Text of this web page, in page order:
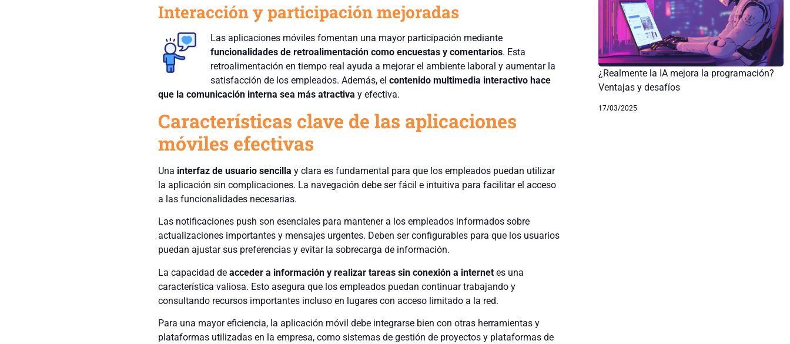
Interacción y participación mejoradas
Las aplicaciones móviles fomentan una mayor participación mediante
funcionalidades de retroalimentación como encuestas y comentarios. Esta
retroalimentación en tiempo real ayuda a mejorar el ambiente laboral y aumentar la
satisfacción de los empleados. Además, el contenido multimedia interactivo hace
que la comunicación interna sea más atractiva y efectiva.
Características clave de las aplicaciones
móviles efectivas
Una interfaz de usuario sencilla y clara es fundamental para que los empleados puedan utilizar
la aplicación sin complicaciones. La navegación debe ser fácil e intuitiva para facilitar el acceso
a las funcionalidades necesarias.
Las notificaciones push son esenciales para mantener a los empleados informados sobre
actualizaciones importantes y mensajes urgentes. Deben ser configurables para que los usuarios
puedan ajustar sus preferencias y evitar la sobrecarga de información.
La capacidad de acceder a información y realizar tareas sin conexión a internet es una
característica valiosa. Esto asegura que los empleados puedan continuar trabajando y
consultando recursos importantes incluso en lugares con acceso limitado a la red.
Para una mayor eficiencia, la aplicación móvil debe integrarse bien con otras herramientas y
plataformas utilizadas en la empresa, como sistemas de gestión de proyectos y plataformas de
¿Realmente la IA mejora la programación?
Ventajas y desafíos
17/03/2025